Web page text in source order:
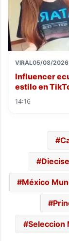
VIRAL05/08/2026
Influencer
estilo en
14:16
México
Seleccion